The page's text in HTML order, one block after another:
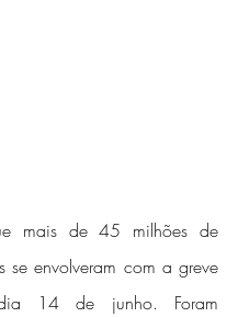
mais de 45 milhões de
se envolveram com a greve
14 de junho. Foram